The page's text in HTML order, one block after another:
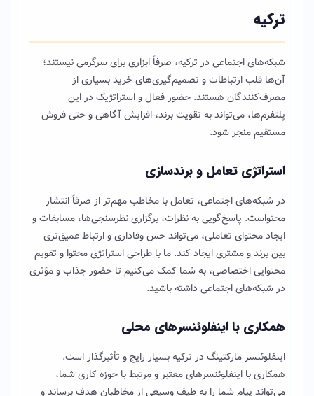
ترکیه
شبکه‌های اجتماعی در ترکیه، صرفاً ابزاری برای سرگرمی نیستند؛
آن‌ها قلب ارتباطات و تصمیم‌گیری‌های خرید بسیاری از
مصرف‌کنندگان هستند. حضور فعال و استراتژیک در این
پلتفرم‌ها، می‌تواند به تقویت برند، افزایش آگاهی و حتی فروش
مستقیم منجر شود.
استراتژی تعامل و برندسازی
در شبکه‌های اجتماعی، تعامل با مخاطب مهم‌تر از صرفاً انتشار
محتواست. پاسخ‌گویی به نظرات، برگزاری نظرسنجی‌ها، مسابقات و
ایجاد محتوای تعاملی، می‌تواند حس وفاداری و ارتباط عمیق‌تری
بین برند و مشتری ایجاد کند. ما با طراحی استراتژی محتوا و تقویم
محتوایی اختصاصی، به شما کمک می‌کنیم تا حضور جذاب و مؤثری
در شبکه‌های اجتماعی داشته باشید.
همکاری با اینفلوئنسرهای محلی
اینفلوئنسر مارکتینگ در ترکیه بسیار رایج و تأثیرگذار است.
همکاری با اینفلوئنسرهای معتبر و مرتبط با حوزه کاری شما،
می‌تواند پیام شما را به طیف وسیعی از مخاطبان هدف برساند و